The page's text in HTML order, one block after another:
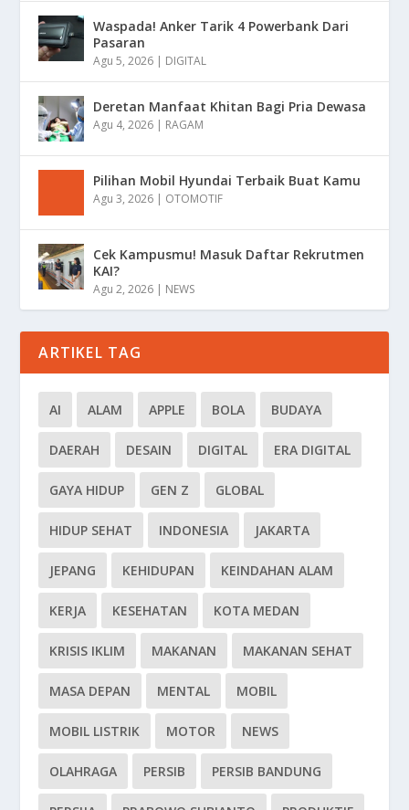
Waspada! Anker Tarik 4 Powerbank Dari
Pasaran
Agu 5, 2026 | DIGITAL
Deretan Manfaat Khitan Bagi Pria Dewasa
Agu 4, 2026 | RAGAM
Pilihan Mobil Hyundai Terbaik Buat Kamu
Agu 3, 2026 | OTOMOTIF
Cek Kampusmu! Masuk Daftar Rekrutmen
KAI?
Agu 2, 2026 | NEWS
ARTIKEL TAG
AI ALAM APPLE BOLA BUDAYA
DAERAH DESAIN DIGITAL ERA DIGITAL
GAYA HIDUP GEN Z GLOBAL
HIDUP SEHAT INDONESIA JAKARTA
JEPANG KEHIDUPAN KEINDAHAN ALAM
KERJA KESEHATAN KOTA MEDAN
KRISIS IKLIM MAKANAN MAKANAN SEHAT
MASA DEPAN MENTAL MOBIL
MOBIL LISTRIK MOTOR NEWS
OLAHRAGA PERSIB PERSIB BANDUNG